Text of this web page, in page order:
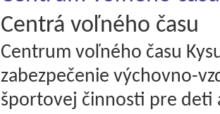
Centrá voľného času
Centrum voľného času
zabezpečenie výchovno-
športovej činnosti pre deti